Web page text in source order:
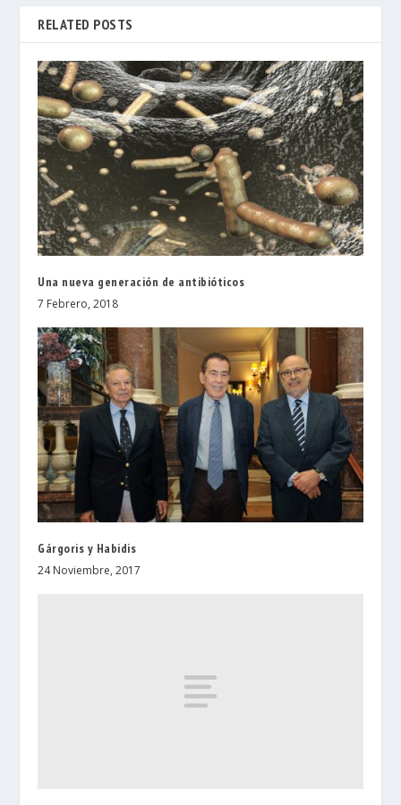
RELATED POSTS
Una nueva generación de antibióticos
7 Febrero, 2018
Gárgoris y Habidis
24 Noviembre, 2017